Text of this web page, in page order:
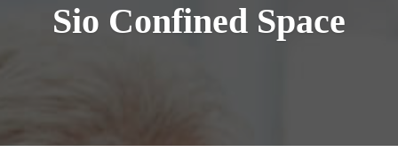
Sio Confined Space